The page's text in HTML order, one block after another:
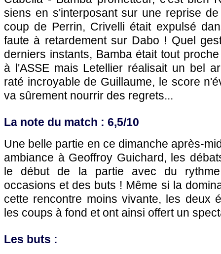
siens en s'interposant sur une reprise
coup de Perrin, Crivelli était expulsé
faute à retardement sur Dabo ! Quel
derniers instants, Bamba était tout
à l'ASSE mais Letellier réalisait un bel
raté incroyable de Guillaume, le score
va sûrement nourrir des regrets...
La note du match : 6,5/10
Une belle partie en ce dimanche après-
ambiance à Geoffroy Guichard, les
le début de la partie avec du
occasions et des buts ! Même si la
cette rencontre moins vivante, les deux
les coups à fond et ont ainsi offert un
Les buts :